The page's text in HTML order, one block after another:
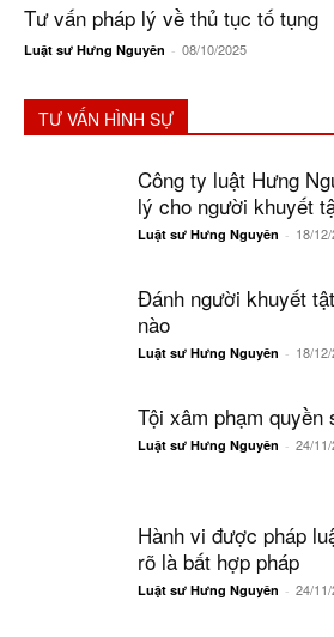
Tư vấn pháp lý về thủ tục tố tụng
Luật sư Hưng Nguyên - 08/10/2025
TƯ VẤN HÌNH SỰ
Công ty luật Hưng
lý cho người khuyết
Luật sư Hưng Nguyên - 18/
Đánh người khuyết
nào
Luật sư Hưng Nguyên - 18/
Tội xâm phạm quyền
Luật sư Hưng Nguyên - 24/
Hành vi được pháp
rõ là bất hợp pháp
Luật sư Hưng Nguyên - 24/